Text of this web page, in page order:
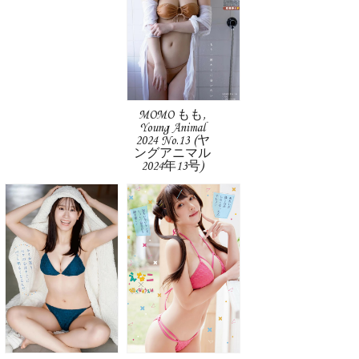
MOMO もも,
Young Animal
2024 No.13 (ヤ
ングアニマル
2024年13号)